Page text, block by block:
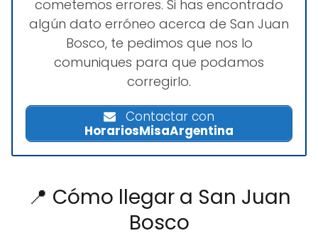
cometemos errores. Si has encontrado
algún dato erróneo acerca de San Juan
Bosco, te pedimos que nos lo
comuniques para que podamos
corregirlo.
Contactar con
HorariosMisaArgentina
📍 Cómo llegar a San Juan
Bosco